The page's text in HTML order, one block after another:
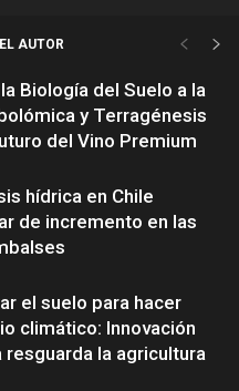
AUTOR
Biología del Suelo a la
y Terragénesis
del Vino Premium
hídrica en Chile
de incremento en las
el suelo para hacer
climático: Innovación
la agricultura